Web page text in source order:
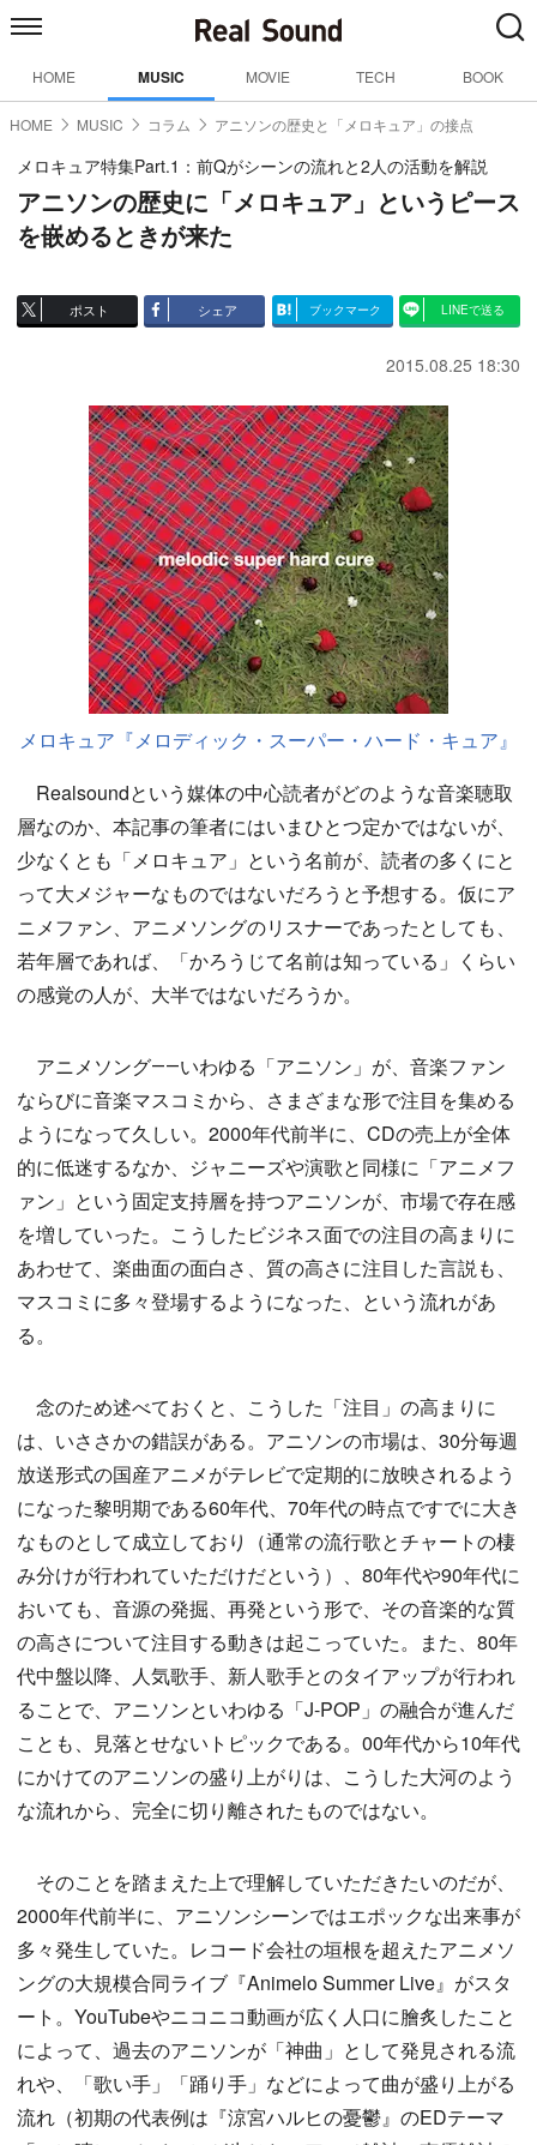
HOME MUSIC MOVIE TECH BOOK
HOME MUSIC コラム アニソンの歴史と「メロキュア」の接点
メロキュア特集Part.1：前Qがシーンの流れと2人の活動を解説
アニソンの歴史に「メロキュア」というピース
を嵌めるときが来た
ポスト シェア ブックマーク LINEで送る
2015.08.25 18:30
メロキュア『メロディック・スーパー・ハード・キュア』
Realsoundという媒体の中心読者がどのような音楽聴取
層なのか、本記事の筆者にはいまひとつ定かではないが、
少なくとも「メロキュア」という名前が、読者の多くにと
って大メジャーなものではないだろうと予想する。仮にア
ニメファン、アニメソングのリスナーであったとしても、
若年層であれば、「かろうじて名前は知っている」くらい
の感覚の人が、大半ではないだろうか。
アニメソング――いわゆる「アニソン」が、音楽ファン
ならびに音楽マスコミから、さまざまな形で注目を集める
ようになって久しい。2000年代前半に、CDの売上が全体
的に低迷するなか、ジャニーズや演歌と同様に「アニメフ
ァン」という固定支持層を持つアニソンが、市場で存在感
を増していった。こうしたビジネス面での注目の高まりに
あわせて、楽曲面の面白さ、質の高さに注目した言説も、
マスコミに多々登場するようになった、という流れがあ
る。
念のため述べておくと、こうした「注目」の高まりに
は、いささかの錯誤がある。アニソンの市場は、30分毎週
放送形式の国産アニメがテレビで定期的に放映されるよう
になった黎明期である60年代、70年代の時点ですでに大き
なものとして成立しており（通常の流行歌とチャートの棲
み分けが行われていただけだという）、80年代や90年代に
おいても、音源の発掘、再発という形で、その音楽的な質
の高さについて注目する動きは起こっていた。また、80年
代中盤以降、人気歌手、新人歌手とのタイアップが行われ
ることで、アニソンといわゆる「J-POP」の融合が進んだ
ことも、見落とせないトピックである。00年代から10年代
にかけてのアニソンの盛り上がりは、こうした大河のよう
な流れから、完全に切り離されたものではない。
そのことを踏まえた上で理解していただきたいのだが、
2000年代前半に、アニソンシーンではエポックな出来事が
多々発生していた。レコード会社の垣根を超えたアニメソ
ングの大規模合同ライブ『Animelo Summer Live』がスタ
ート。YouTubeやニコニコ動画が広く人口に膾炙したこと
によって、過去のアニソンが「神曲」として発見される流
れや、「歌い手」「踊り手」などによって曲が盛り上がる
流れ（初期の代表例は『涼宮ハルヒの憂鬱』のEDテーマ